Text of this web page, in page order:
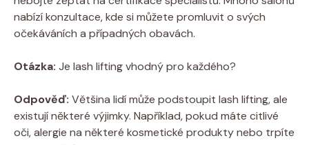
nabízí konzultace, kde si můžete promluvit o svých
očekáváních a případných obavách.
Otázka: Je lash lifting vhodný pro každého?
Odpověď: Většina lidí může podstoupit lash lifting, ale
existují některé výjimky. Například, pokud máte citlivé
oči, alergie na některé kosmetické produkty nebo trpíte